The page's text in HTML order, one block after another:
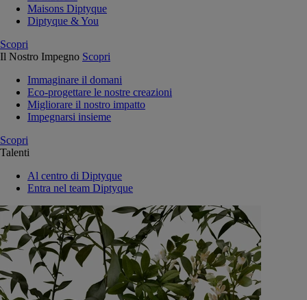
Maisons Diptyque
Diptyque & You
Scopri
Il Nostro Impegno Scopri
Immaginare il domani
Eco-progettare le nostre creazioni
Migliorare il nostro impatto
Impegnarsi insieme
Scopri
Talenti
Al centro di Diptyque
Entra nel team Diptyque